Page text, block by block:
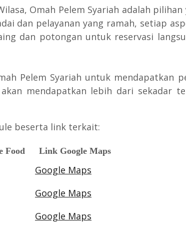
Omah Pelem Syariah adalah
dan pelayanan yang ramah, setiap
dan potongan untuk reservasi
Pelem Syariah untuk mendapatkan
mendapatkan lebih dari sekadar
beserta link terkait:
Food Link Google Maps
Google Maps
Google Maps
Google Maps